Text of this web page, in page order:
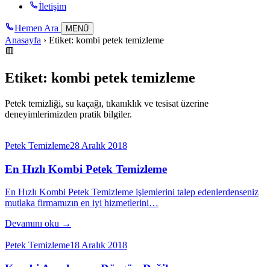
İletişim
Hemen Ara MENÜ
Anasayfa › Etiket: kombi petek temizleme
Etiket: kombi petek temizleme
Petek temizliği, su kaçağı, tıkanıklık ve tesisat üzerine
deneyimlerimizden pratik bilgiler.
Petek Temizleme28 Aralık 2018
En Hızlı Kombi Petek Temizleme
En Hızlı Kombi Petek Temizleme işlemlerini talep edenlerdenseniz
mutlaka firmamızın en iyi hizmetlerini…
Devamını oku →
Petek Temizleme18 Aralık 2018